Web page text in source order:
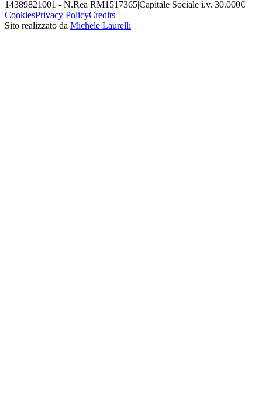
14389821001 - N.Rea RM1517365|Capitale Sociale i.v. 30.000€
CookiesPrivacy PolicyCredits
Sito realizzato da Michele Laurelli